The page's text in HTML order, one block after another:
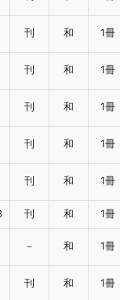
刊 和 1冊
刊 和 1冊
刊 和 1冊
刊 和 1冊
刊 和 1冊
刊 和 1冊
－ 和 1冊
刊 和 1冊